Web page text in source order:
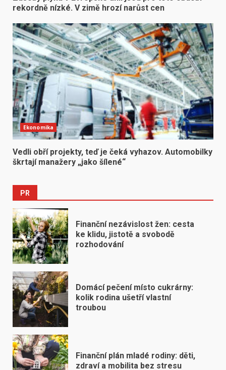
rekordně nízké. V zimě hrozí narůst cen
Ekonomika
Vedli obří projekty, teď je čeká vyhazov. Automobilky
škrtají manažery „jako šílené“
PR
Finanční nezávislost žen: cesta
ke klidu, jistotě a svobodě
rozhodování
Domácí pečení místo cukrárny:
kolik rodina ušetří vlastní
troubou
Finanční plán mladé rodiny: děti,
zdraví a mobilita bez stresu